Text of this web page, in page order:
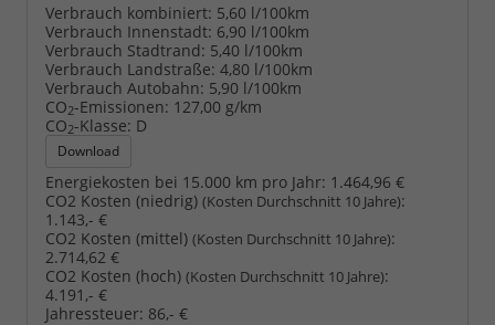
Verbrauch kombiniert: 5,60 l/100km
Verbrauch Innenstadt: 6,90 l/100km
Verbrauch Stadtrand: 5,40 l/100km
Verbrauch Landstraße: 4,80 l/100km
Verbrauch Autobahn: 5,90 l/100km
CO2-Emissionen: 127,00 g/km
CO2-Klasse: D
Download
Energiekosten bei 15.000 km pro Jahr: 1.464,96 €
CO2 Kosten (niedrig) (Kosten Durchschnitt 10 Jahre):
1.143,- €
CO2 Kosten (mittel) (Kosten Durchschnitt 10 Jahre):
2.714,62 €
CO2 Kosten (hoch) (Kosten Durchschnitt 10 Jahre):
4.191,- €
Jahressteuer: 86,- €